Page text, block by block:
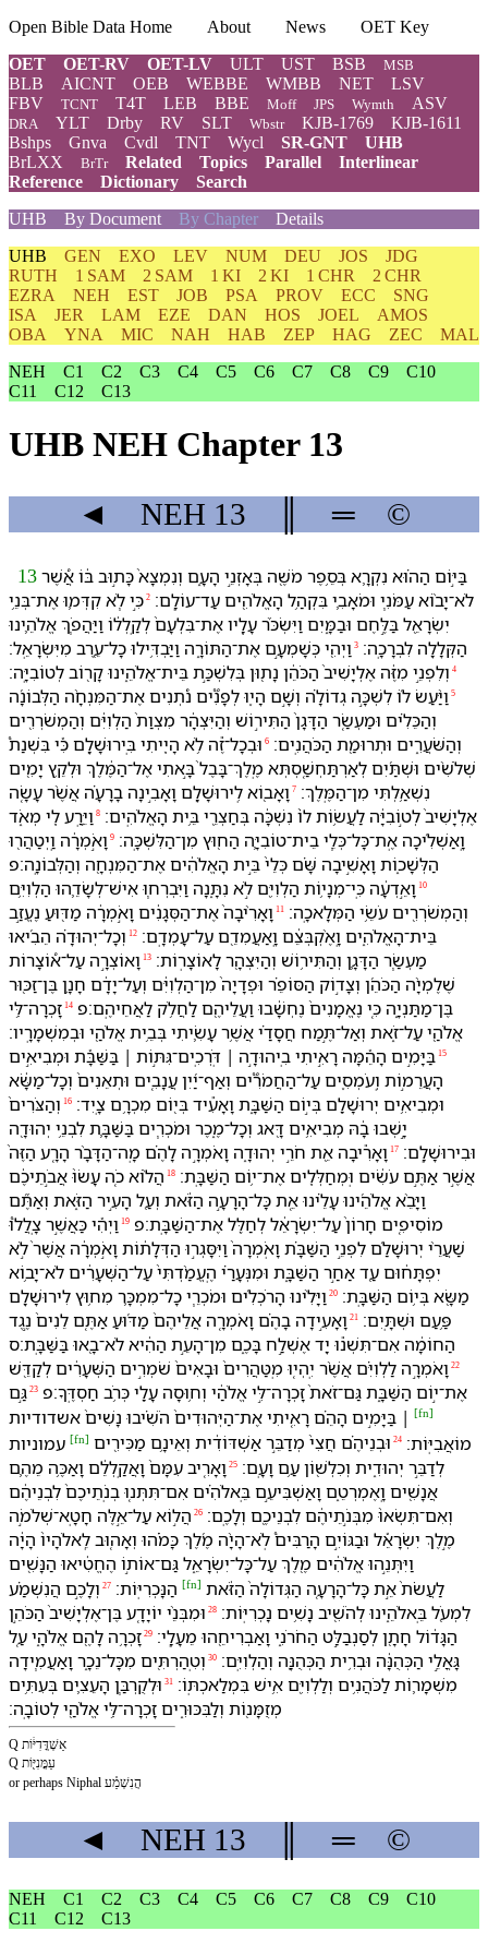
Open Bible Data Home About News
OET Key
OET
OET-RV OET-LV ULT UST BSB MSB
BLB AICNT OEB WEBBE WMBB NET
LSV
FBV
TCNT T4T LEB BBE Moff JPS Wymth ASV
DRA YLT Drby RV SLT Wbstr KJB-1769
KJB-1611
Bshps
Gnva Cvdl TNT Wycl SR-GNT
UHB
BrLXX
BrTr Related Topics Parallel
Interlinear
Reference
Dictionary
Search
UHB
By Document By Chapter Details
UHB GEN EXO LEV NUM DEU JOS
JDG
RUTH
1 SAM 2 SAM 1 KI 2 KI 1 CHR
2 CHR
EZRA
NEH EST JOB PSA PROV ECC
SNG
ISA
JER LAM EZE DAN HOS JOEL
AMOS
OBA
YNA MIC NAH HAB ZEP HAG ZEC
MAL
NEH
C1 C2 C3 C4 C5 C6 C7 C8 C9
C10
C11
C12 C13
UHB NEH Chapter 13
◄ NEH 13 ═ ©
13 בַּ⁠יּ֣וֹם הַ⁠ה֗וּא נִקְרָ֛א בְּ⁠סֵ֥פֶר מֹשֶׁ֖ה בְּ⁠אָזְנֵ֣י הָ⁠עָ֑ם וְ⁠נִמְצָא֙ כָּת֣וּב בּ֔⁠וֹ אֲ֠שֶׁר
לֹא־יָב֨וֹא עַמֹּנִ֧י וּ⁠מֹאָבִ֛י בִּ⁠קְהַ֥ל הָ⁠אֱלֹהִ֖ים עַד־עוֹלָֽם׃ 2 כִּ֣י לֹ֧א קִדְּמ֛וּ אֶת־בְּנֵ֥י
יִשְׂרָאֵ֖ל בַּ⁠לֶּ֣חֶם וּ⁠בַ⁠מָּ֑יִם וַ⁠יִּשְׂכֹּ֨ר עָלָ֤י⁠ו אֶת־בִּלְעָם֙ לְ⁠קַֽלְל֔⁠וֹ וַ⁠יַּהֲפֹ֧ךְ אֱלֹהֵ֛י⁠נוּ
הַ⁠קְּלָלָ֖ה לִ⁠בְרָכָֽה׃ 3 וַ⁠יְהִ֖י כְּ⁠שָׁמְעָ֣⁠ם אֶת־הַ⁠תּוֹרָ֑ה וַ⁠יַּבְדִּ֥ילוּ כָל־עֵ֖רֶב מִ⁠יִּשְׂרָאֵֽל׃
4 וְ⁠לִ⁠פְנֵ֣י מִ⁠זֶּ֔ה אֶלְיָשִׁיב֙ הַ⁠כֹּהֵ֔ן נָת֖וּן בְּ⁠לִשְׁכַּ֣ת בֵּית־אֱלֹהֵ֑י⁠נוּ קָר֖וֹב לְ⁠טוֹבִיָּֽה׃
5 וַ⁠יַּ֨עַשׂ ל֜⁠וֹ לִשְׁכָּ֣ה גְדוֹלָ֗ה וְ⁠שָׁ֣ם הָי֪וּ לְ⁠פָנִ֟ים נֹ֠תְנִים אֶת־הַ⁠מִּנְחָ֨ה הַ⁠לְּבוֹנָ֜ה
וְ⁠הַ⁠כֵּלִ֗ים וּ⁠מַעְשַׂ֤ר הַ⁠דָּגָן֙ הַ⁠תִּיר֣וֹשׁ וְ⁠הַ⁠יִּצְהָ֔ר מִצְוַת֙ הַ⁠לְוִיִּ֔ם וְ⁠הַ⁠מְשֹׁרְרִ֖ים
וְ⁠הַ⁠שֹּׁעֲרִ֑ים וּ⁠תְרוּמַ֖ת הַ⁠כֹּהֲנִֽים׃ 6 וּ⁠בְ⁠כָל־זֶ֕ה לֹ֥א הָיִ֖יתִי בִּֽ⁠ירוּשָׁלִָ֑ם כִּ֡י בִּ⁠שְׁנַת֩
שְׁלֹשִׁ֨ים וּ⁠שְׁתַּ֜יִם לְ⁠אַרְתַּחְשַׁ֤סְתְּא מֶֽלֶךְ־בָּבֶל֙ בָּ֣אתִי אֶל־הַ⁠מֶּ֔לֶךְ וּ⁠לְ⁠קֵ֥ץ יָמִ֖ים
נִשְׁאַ֥לְתִּי מִן־הַ⁠מֶּֽלֶךְ׃ 7 וָ⁠אָב֖וֹא לִֽ⁠ירוּשָׁלִָ֑ם וָ⁠אָבִ֣ינָ⁠ה בָ⁠רָעָ֗ה אֲשֶׁ֨ר עָשָׂ֤ה
אֶלְיָשִׁיב֙ לְ⁠ט֣וֹבִיָּ֔ה לַ⁠עֲשׂ֥וֹת ל⁠וֹ֙ נִשְׁכָּ֔ה בְּ⁠חַצְרֵ֖י בֵּ֥ית הָ⁠אֱלֹהִֽים׃ 8 וַ⁠יֵּ֥רַֽע לִ֖⁠י מְאֹ֑ד
וָֽ⁠אַשְׁלִ֜יכָ⁠ה אֶֽת־כָּל־כְּלֵ֧י בֵית־טוֹבִיָּ֛ה הַ⁠ח֖וּץ מִן־הַ⁠לִּשְׁכָּֽה׃ 9 וָ⁠אֹ֣מְרָ֔⁠ה וַֽ⁠יְטַהֲר֖וּ
הַ⁠לְּשָׁכ֑וֹת וָ⁠אָשִׁ֣יבָ⁠ה שָּׁ֗ם כְּלֵי֙ בֵּ֣ית הָ⁠אֱלֹהִ֔ים אֶת־הַ⁠מִּנְחָ֖ה וְ⁠הַ⁠לְּבוֹנָֽה׃פ
10 וָ⁠אֵ֣דְעָ֔⁠ה כִּֽי־מְנָי֥וֹת הַ⁠לְוִיִּ֖ם לֹ֣א נִתָּ֑נָה וַ⁠יִּבְרְח֧וּ אִישׁ־לְ⁠שָׂדֵ֛⁠הוּ הַ⁠לְוִיִּ֥ם
וְ⁠הַ⁠מְשֹׁרְרִ֖ים עֹשֵׂ֥י הַ⁠מְּלָאכָֽה׃
11 וָ⁠אָרִ֨יבָ⁠ה֙ אֶת־הַ⁠סְּגָנִ֔ים וָ⁠אֹ֣מְרָ֔⁠ה מַדּ֖וּעַ נֶעֱזַ֣ב
בֵּית־הָ⁠אֱלֹהִ֑ים וָֽ⁠אֶ֨קְבְּצֵ֔⁠ם וָֽ⁠אַעֲמִדֵ֖⁠ם עַל־עָמְדָֽ⁠ם׃ 12 וְ⁠כָל־יְהוּדָ֗ה הֵבִ֜יאוּ
מַעְשַׂ֧ר הַ⁠דָּגָ֛ן וְ⁠הַ⁠תִּיר֥וֹשׁ וְ⁠הַ⁠יִּצְהָ֖ר לָ⁠אוֹצָרֽוֹת׃ 13 וָ⁠אוֹצְרָ֣⁠ה עַל־א֠וֹצָרוֹת
שֶׁלֶמְיָ֨ה הַ⁠כֹּהֵ֜ן וְ⁠צָד֣וֹק הַ⁠סּוֹפֵ֗ר וּ⁠פְדָיָה֙ מִן־הַ⁠לְוִיִּ֔ם וְ⁠עַל־יָדָ֔⁠ם חָנָ֥ן בֶּן־זַכּ֖וּר
בֶּן־מַתַּנְיָ֑ה כִּ֤י נֶאֱמָנִים֙ נֶחְשָׁ֔בוּ וַ⁠עֲלֵי⁠הֶ֖ם לַ⁠חֲלֹ֥ק לַ⁠אֲחֵי⁠הֶֽם׃פ 14 זָכְרָ⁠ה־לִּ֥⁠י
אֱלֹהַ֖⁠י עַל־זֹ֑את וְ⁠אַל־תֶּ֣מַח חֲסָדַ֗⁠י אֲשֶׁ֥ר עָשִׂ֛יתִי בְּ⁠בֵ֥ית אֱלֹהַ֖⁠י וּ⁠בְ⁠מִשְׁמָרָֽי⁠ו׃
15 בַּ⁠יָּמִ֣ים הָ⁠הֵ֡מָּה רָאִ֣יתִי בִֽ⁠יהוּדָ֣ה ׀ דֹּֽרְכִֽים־גִּתּ֣וֹת ׀ בַּ⁠שַּׁבָּ֡ת וּ⁠מְבִיאִ֣ים
הָ⁠עֲרֵמ֣וֹת וְֽ⁠עֹמְסִ֪ים עַל־הַ⁠חֲמֹרִ֟ים וְ⁠אַף־יַ֜יִן עֲנָבִ֤ים וּ⁠תְאֵנִים֙ וְ⁠כָל־מַשָּׂ֔א
וּ⁠מְבִיאִ֥ים יְרוּשָׁלִַ֖ם בְּ⁠י֣וֹם הַ⁠שַּׁבָּ֑ת וָ⁠אָעִ֕יד בְּ⁠י֖וֹם מִכְרָ֥⁠ם צָֽיִד׃ 16 וְ⁠הַ⁠צֹּרִים֙
יָ֣שְׁבוּ בָ֔⁠הּ מְבִיאִ֥ים דָּ֖אג וְ⁠כָל־מֶ֑כֶר וּ⁠מֹכְרִ֧ים בַּ⁠שַּׁבָּ֛ת לִ⁠בְנֵ֥י יְהוּדָ֖ה
וּ⁠בִ⁠ירוּשָׁלִָֽם׃ 17 וָ⁠אָרִ֕יבָ⁠ה אֵ֖ת חֹרֵ֣י יְהוּדָ֑ה וָ⁠אֹמְרָ֣⁠ה לָ⁠הֶ֗ם מָֽה־הַ⁠דָּבָ֨ר הָ⁠רָ֤ע הַ⁠זֶּה֙
אֲשֶׁ֣ר אַתֶּ֣ם עֹשִׂ֔ים וּֽ⁠מְחַלְּלִ֖ים אֶת־י֥וֹם הַ⁠שַּׁבָּֽת׃ 18 הֲ⁠ל֨וֹא כֹ֤ה עָשׂוּ֙ אֲבֹ֣תֵי⁠כֶ֔ם
וַ⁠יָּבֵ֨א אֱלֹהֵ֜י⁠נוּ עָלֵ֗י⁠נוּ אֵ֚ת כָּל־הָ⁠רָעָ֣ה הַ⁠זֹּ֔את וְ⁠עַ֖ל הָ⁠עִ֣יר הַ⁠זֹּ֑את וְ⁠אַתֶּ֞ם
מוֹסִיפִ֤ים חָרוֹן֙ עַל־יִשְׂרָאֵ֔ל לְ⁠חַלֵּ֖ל אֶת־הַ⁠שַּׁבָּֽת׃פ 19 וַ⁠יְהִ֡י כַּ⁠אֲשֶׁ֣ר צָֽלֲלוּ֩
שַׁעֲרֵ֨י יְרוּשָׁלִַ֜ם לִ⁠פְנֵ֣י הַ⁠שַּׁבָּ֗ת וָ⁠אֹֽמְרָ⁠ה֙ וַ⁠יִּסָּגְר֣וּ הַ⁠דְּלָת֔וֹת וָ⁠אֹ֣מְרָ֔⁠ה אֲשֶׁר֙ לֹ֣א
יִפְתָּח֔וּ⁠ם עַ֖ד אַחַ֣ר הַ⁠שַּׁבָּ֑ת וּ⁠מִ⁠נְּעָרַ֗⁠י הֶֽעֱמַ֨דְתִּי֙ עַל־הַ⁠שְּׁעָרִ֔ים לֹא־יָב֥וֹא
מַשָּׂ֖א בְּ⁠י֥וֹם הַ⁠שַּׁבָּֽת׃ 20 וַ⁠יָּלִ֨ינוּ הָ⁠רֹכְלִ֜ים וּ⁠מֹכְרֵ֧י כָל־מִמְכָּ֛ר מִ⁠ח֥וּץ לִ⁠ירוּשָׁלִָ֖ם
פַּ֥עַם וּ⁠שְׁתָּֽיִם׃
21 וָ⁠אָעִ֣ידָ⁠ה בָ⁠הֶ֗ם וָ⁠אֹמְרָ֤⁠ה אֲלֵי⁠הֶם֙ מַדּ֜וּעַ אַתֶּ֤ם לֵנִים֙ נֶ֣גֶד
הַ⁠חוֹמָ֔ה אִם־תִּשְׁנ֕וּ יָ֖ד אֶשְׁלַ֣ח בָּ⁠כֶ֑ם מִן־הָ⁠עֵ֣ת הַ⁠הִ֔יא לֹא־בָ֖אוּ בַּ⁠שַּׁבָּֽת׃ס
22 וָ⁠אֹמְרָ֣⁠ה לַ⁠לְוִיִּ֗ם אֲשֶׁ֨ר יִֽהְי֤וּ מִֽטַּהֲרִים֙ וּ⁠בָאִים֙ שֹׁמְרִ֣ים הַ⁠שְּׁעָרִ֔ים לְ⁠קַדֵּ֖שׁ
אֶת־י֣וֹם הַ⁠שַּׁבָּ֑ת גַּם־זֹאת֙ זָכְרָ⁠ה־לִּ֣⁠י אֱלֹהַ֔⁠י וְ⁠ח֥וּסָ⁠ה עָלַ֖⁠י כְּ⁠רֹ֥ב חַסְדֶּֽ⁠ךָ׃פ 23 גַּ֣ם
[fn]
[fn] מוֹאֲבִיּֽוֹת׃ 24 וּ⁠בְנֵי⁠הֶ֗ם חֲצִי֙ מְדַבֵּ֣ר אַשְׁדּוֹדִ֔ית וְ⁠אֵינָ֥⁠ם מַכִּירִ֖ים
לְ⁠דַבֵּ֣ר יְהוּדִ֑ית וְ⁠כִ⁠לְשׁ֖וֹן עַ֥ם וָ⁠עָֽם׃ 25 וָ⁠אָרִ֤יב עִמָּ⁠ם֙ וָ⁠אֲקַֽלְלֵ֔⁠ם וָ⁠אַכֶּ֥ה מֵ⁠הֶ֛ם
אֲנָשִׁ֖ים וָֽ⁠אֶמְרְטֵ֑⁠ם וָ⁠אַשְׁבִּיעֵ֣⁠ם בֵּֽ⁠אלֹהִ֗ים אִם־תִּתְּנ֤וּ בְנֹֽתֵי⁠כֶם֙ לִ⁠בְנֵי⁠הֶ֔ם
וְ⁠אִם־תִּשְׂאוּ֙ מִ⁠בְּנֹ֣תֵי⁠הֶ֔ם לִ⁠בְנֵי⁠כֶ֖ם וְ⁠לָ⁠כֶֽם׃ 26 הֲ⁠ל֣וֹא עַל־אֵ֣לֶּה חָטָֽא־שְׁלֹמֹ֣ה
מֶ֣לֶךְ יִשְׂרָאֵ֡ל וּ⁠בַ⁠גּוֹיִ֣ם הָ⁠רַבִּים֩ לֹֽא־הָיָ֨ה מֶ֜לֶךְ כָּמֹ֗⁠הוּ וְ⁠אָה֤וּב לֵֽ⁠אלֹהָי⁠ו֙ הָיָ֔ה
וַ⁠יִּתְּנֵ֣⁠הוּ אֱלֹהִ֔ים מֶ֖לֶךְ עַל־כָּל־יִשְׂרָאֵ֑ל גַּם־אוֹת֣⁠וֹ הֶחֱטִ֔יאוּ הַ⁠נָּשִׁ֖ים
הַ⁠נָּכְרִיּֽוֹת׃ 27 [fn]
לִ⁠מְעֹ֖ל בֵּֽ⁠אלֹהֵ֑י⁠נוּ לְ⁠הֹשִׁ֖יב נָשִׁ֥ים נָכְרִיּֽוֹת׃ 28 וּ⁠מִ⁠בְּנֵ֨י יוֹיָדָ֤ע בֶּן־אֶלְיָשִׁיב֙ הַ⁠כֹּהֵ֣ן
הַ⁠גָּד֔וֹל חָתָ֖ן לְ⁠סַנְבַלַּ֣ט הַ⁠חֹרֹנִ֑י וָ⁠אַבְרִיחֵ֖⁠הוּ מֵ⁠עָלָֽ⁠י׃ 29 זָכְרָ֥⁠ה לָ⁠הֶ֖ם אֱלֹהָ֑⁠י עַ֚ל
גָּאֳלֵ֣י הַ⁠כְּהֻנָּ֔ה וּ⁠בְרִ֥ית הַ⁠כְּהֻנָּ֖ה וְ⁠הַ⁠לְוִיִּֽם׃ 30 וְ⁠טִֽהַרְתִּ֖י⁠ם מִ⁠כָּל־נֵכָ֑ר וָ⁠אַעֲמִ֧ידָ⁠ה
מִשְׁמָר֛וֹת לַ⁠כֹּהֲנִ֥ים וְ⁠לַ⁠לְוִיִּ֖ם אִ֥ישׁ בִּ⁠מְלַאכְתּֽ⁠וֹ׃
31 וּ⁠לְ⁠קֻרְבַּ֧ן הָ⁠עֵצִ֛ים בְּ⁠עִתִּ֥ים
מְזֻמָּנ֖וֹת וְ⁠לַ⁠בִּכּוּרִ֑ים זָכְרָ⁠ה־לִּ֥⁠י אֱלֹהַ֖⁠י לְ⁠טוֹבָֽה׃
Q אַשְׁדֳּדִיּ֔וֹת
Q עַמֳּנִיּ֖וֹת
or perhaps Niphal הֲ⁠נִשְׁמַ֗ע
◄ NEH 13 ═ ©
NEH C1 C2 C3 C4 C5 C6 C7 C8 C9
C10
C11
C12 C13